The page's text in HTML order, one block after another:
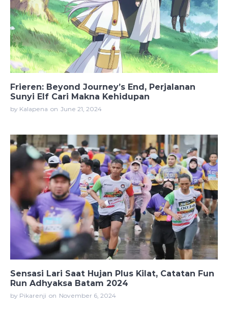
Frieren: Beyond Journey’s End, Perjalanan
Sunyi Elf Cari Makna Kehidupan
by Kalapena on June 21, 2024
Sensasi Lari Saat Hujan Plus Kilat, Catatan Fun
Run Adhyaksa Batam 2024
by Pikarenji on November 6, 2024